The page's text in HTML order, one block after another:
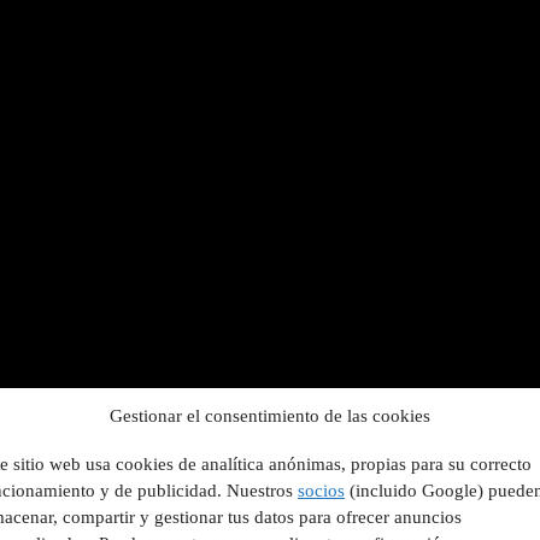
Gestionar el consentimiento de las cookies
sitio web usa cookies de analítica anónimas, propias para su correcto
y de publicidad. Nuestros socios (incluido Google)
compartir y gestionar tus datos para ofrecer anuncios